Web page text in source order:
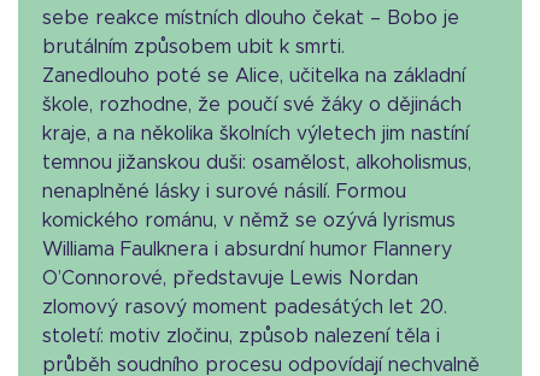
sebe reakce místních dlouho čekat – Bobo je
brutálním způsobem ubit k smrti.
Zanedlouho poté se Alice, učitelka na základní
škole, rozhodne, že poučí své žáky o dějinách
kraje, a na několika školních výletech jim nastíní
temnou jižanskou duši: osamělost, alkoholismus,
nenaplněné lásky i surové násilí. Formou
komického románu, v němž se ozývá lyrismus
Williama Faulknera i absurdní humor Flannery
O’Connorové, představuje Lewis Nordan
zlomový rasový moment padesátých let 20.
století: motiv zločinu, způsob nalezení těla i
průběh soudního procesu odpovídají nechvalně